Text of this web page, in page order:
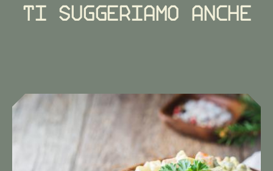
Ti suggeriamo anche